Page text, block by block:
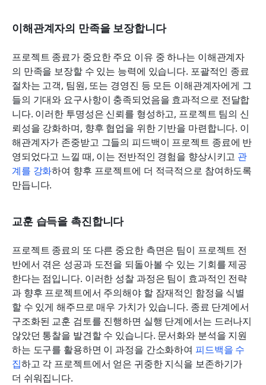
이해관계자의 만족을 보장합니다
프로젝트 종료가 중요한 주요 이유 중 하나는 이해관계자
의 만족을 보장할 수 있는 능력에 있습니다. 포괄적인 종료
절차는 고객, 팀원, 또는 경영진 등 모든 이해관계자에게 그
들의 기대와 요구사항이 충족되었음을 효과적으로 전달합
니다. 이러한 투명성은 신뢰를 형성하고, 프로젝트 팀의 신
뢰성을 강화하며, 향후 협업을 위한 기반을 마련합니다. 이
해관계자가 존중받고 그들의 피드백이 프로젝트 종료에 반
영되었다고 느낄 때, 이는 전반적인 경험을 향상시키고 관
계를 강화하여 향후 프로젝트에 더 적극적으로 참여하도록
만듭니다.
교훈 습득을 촉진합니다
프로젝트 종료의 또 다른 중요한 측면은 팀이 프로젝트 전
반에서 겪은 성공과 도전을 되돌아볼 수 있는 기회를 제공
한다는 점입니다. 이러한 성찰 과정은 팀이 효과적인 전략
과 향후 프로젝트에서 주의해야 할 잠재적인 함정을 식별
할 수 있게 해주므로 매우 가치가 있습니다. 종료 단계에서
구조화된 교훈 검토를 진행하면 실행 단계에서는 드러나지
않았던 통찰을 발견할 수 있습니다. 문서화와 분석을 지원
하는 도구를 활용하면 이 과정을 간소화하여 피드백을 수
집하고 각 프로젝트에서 얻은 귀중한 지식을 보존하기가
더 쉬워집니다.